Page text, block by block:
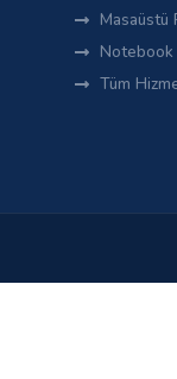
Masaüstü
Notebook
Tüm